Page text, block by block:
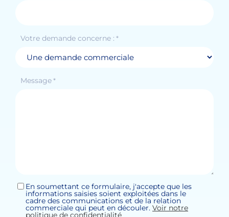
Votre demande concerne : *
Message *
Sans
titre
En soumettant ce formulaire, j'accepte que les
informations saisies soient exploitées dans le
cadre des communications et de la relation
commerciale qui peut en découler. Voir notre
politique de confidentialité